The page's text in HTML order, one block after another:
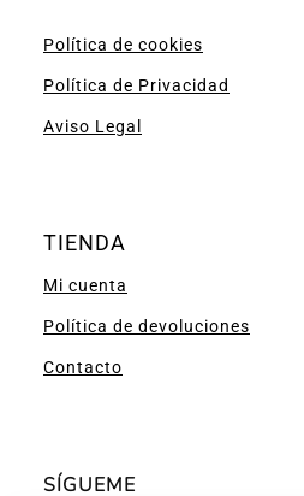
Política de cookies
Política de Privacidad
Aviso Legal
TIENDA
Mi cuenta
Política de devoluciones
Contacto
SÍGUEME